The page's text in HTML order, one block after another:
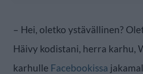
– Hei, oletko ystävällinen?
Häivy kodistani, herra karhu,
karhulle Facebookissa